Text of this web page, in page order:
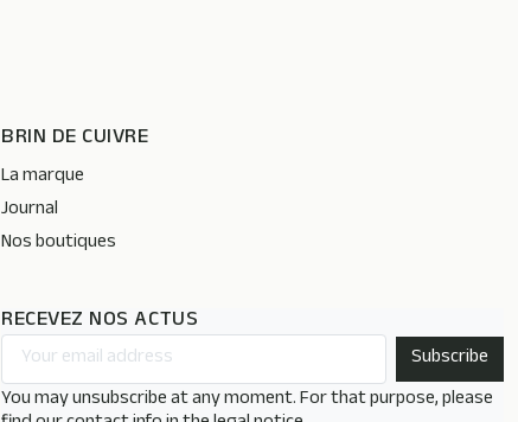
BRIN DE CUIVRE
La marque
Journal
Nos boutiques
RECEVEZ NOS ACTUS
You may unsubscribe at any moment. For that purpose, please